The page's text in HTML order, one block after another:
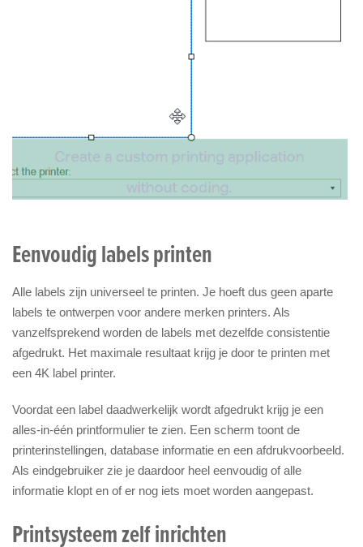
Eenvoudig labels printen
Alle labels zijn universeel te printen. Je hoeft dus geen aparte
labels te ontwerpen voor andere merken printers. Als
vanzelfsprekend worden de labels met dezelfde consistentie
afgedrukt. Het maximale resultaat krijg je door te printen met
een 4K label printer.
Voordat een label daadwerkelijk wordt afgedrukt krijg je een
alles-in-één printformulier te zien. Een scherm toont de
printerinstellingen, database informatie en een afdrukvoorbeeld.
Als eindgebruiker zie je daardoor heel eenvoudig of alle
informatie klopt en of er nog iets moet worden aangepast.
Printsysteem zelf inrichten